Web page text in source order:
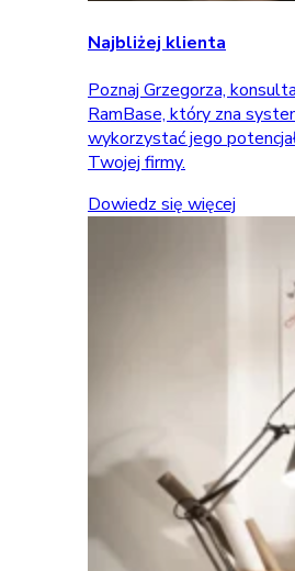
Najbliżej klienta
Poznaj Grzegorza,
RamBase, który zna
wykorzystać jego
Twojej firmy.
Dowiedz się więcej